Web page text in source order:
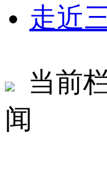
走近
当前
闻